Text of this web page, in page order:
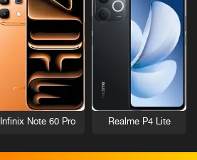
Realme P4 Lite
Infinix Note 60 Pro